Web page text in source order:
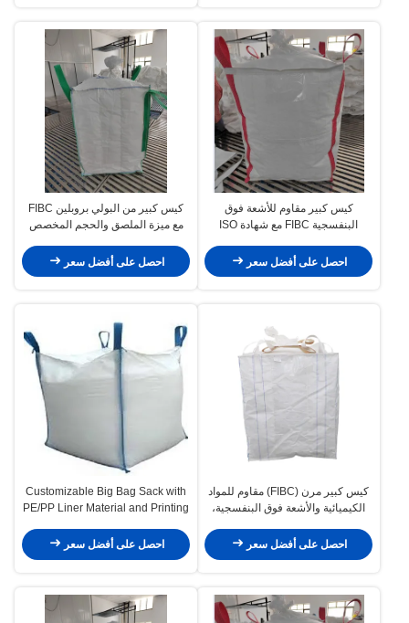
كيس كبير مقاوم للأشعة فوق
البنفسجية FIBC مع شهادة ISO
المواد السائبة
احصل على أفضل سعر
كيس كبير من البولي بروبلين FIBC
مع ميزة الملصق والحجم المخصص
احصل على أفضل سعر
كيس كبير مرن (FIBC) مقاوم للمواد
الكيميائية والأشعة فوق البنفسجية،
احصل على أفضل سعر
Customizable Big Bag Sack with
PE/PP Liner Material and Printing
احصل على أفضل سعر